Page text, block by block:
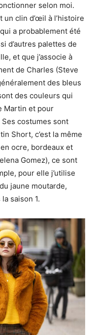
selon moi.
un clin d’œil à l’histoire
a probablement été
d’autres palettes de
et que j’associe à
de Charles (Steve
des bleus
des couleurs qui
Martin et pour
Ses costumes sont
Short, c’est la même
ocre, bordeaux et
Gomez), ce sont
pour elle j’utilise
jaune moutarde,
saison 1.